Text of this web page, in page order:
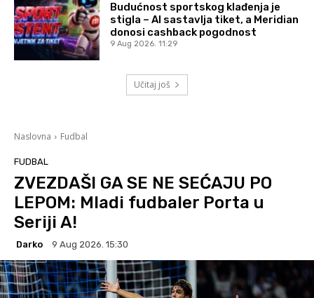
Budućnost sportskog klađenja je
stigla – AI sastavlja tiket, a Meridian
donosi cashback pogodnost
9 Aug 2026. 11:29
Učitaj još